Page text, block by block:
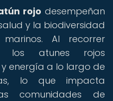
rojo desempeñan
y la biodiversidad
Al recorrer
los atunes rojos
energía a lo largo de
lo que impacta
comunidades de